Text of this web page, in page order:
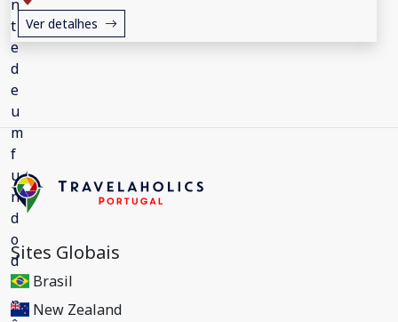
Ver detalhes
Sites Globais
Brasil
New Zealand